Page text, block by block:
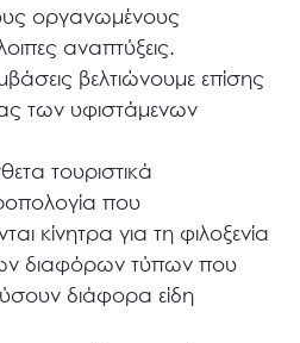
οργανωμένους
αναπτύξεις.
βελτιώνουμε επίσης
των υφιστάμενων
τουριστικά
που
κίνητρα για τη φιλοξενία
διαφόρων τύπων που
διάφορα είδη